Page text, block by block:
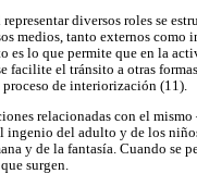
diversos roles se
medios, tanto externos como
es lo que permite que en la
facilite el tránsito a otras
proceso de interiorización (11).
relacionadas con el
ingenio del adulto y de los
y de la fantasía. Cuando se
surgen.